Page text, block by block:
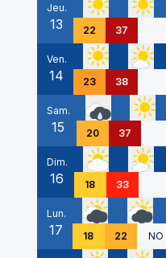
Jeu.
13 22 37
Ven.
14 23 38
Sam.
15 20 37
Dim.
16 18 33
Lun.
17 18 22 NO